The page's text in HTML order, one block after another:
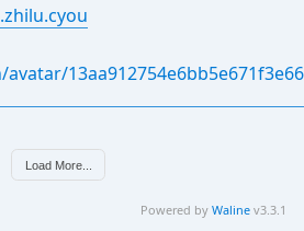
Load More...
Powered by Waline v3.3.1